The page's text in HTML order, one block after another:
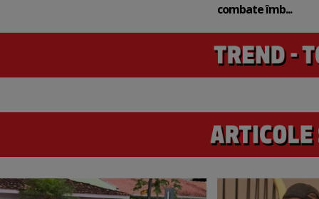
combate îmb...